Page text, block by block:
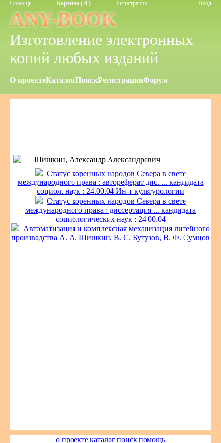
Помощь Корзина ( 0 ) Регистрация Вход
ANY-BOOK
Изготовление электронных
копий любых изданий
О проектеКаталогПоискРегистрацияФорум
Шишкин, Александр Александрович
Статус коренных народов Севера в свете
международного права : автореферат дис. ... кандидата
социoл. наук : 24.00.04 Ин-т культурологии
Статус коренных народов Севера в свете
международного права : диссертация ... кандидата
социологических наук : 24.00.04
Автоматизация и комплексная механизация литейного
производства А. А. Шишкин, В. С. Бутузов, В. Ф. Сумцов
о проекте|каталог|поиск|помощь